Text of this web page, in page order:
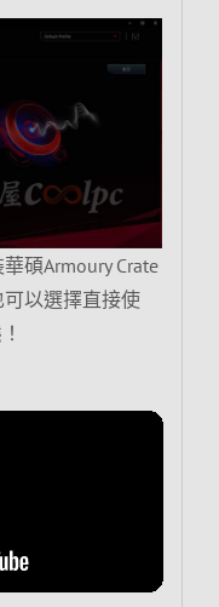
碩Armoury Crate
以選擇直接使